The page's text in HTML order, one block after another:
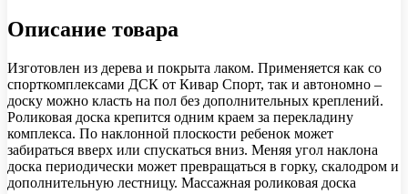
Описание товара
Изготовлен из дерева и покрыта лаком. Применяется как со
спорткомплексами ДСК от Кивар Спорт, так и автономно –
доску можно класть на пол без дополнительных креплений.
Роликовая доска крепится одним краем за перекладину
комплекса. По наклонной плоскости ребенок может
забираться вверх или спускаться вниз. Меняя угол наклона
доска периодически может превращаться в горку, скалодром и
дополнительную лестницу. Массажная роликовая доска